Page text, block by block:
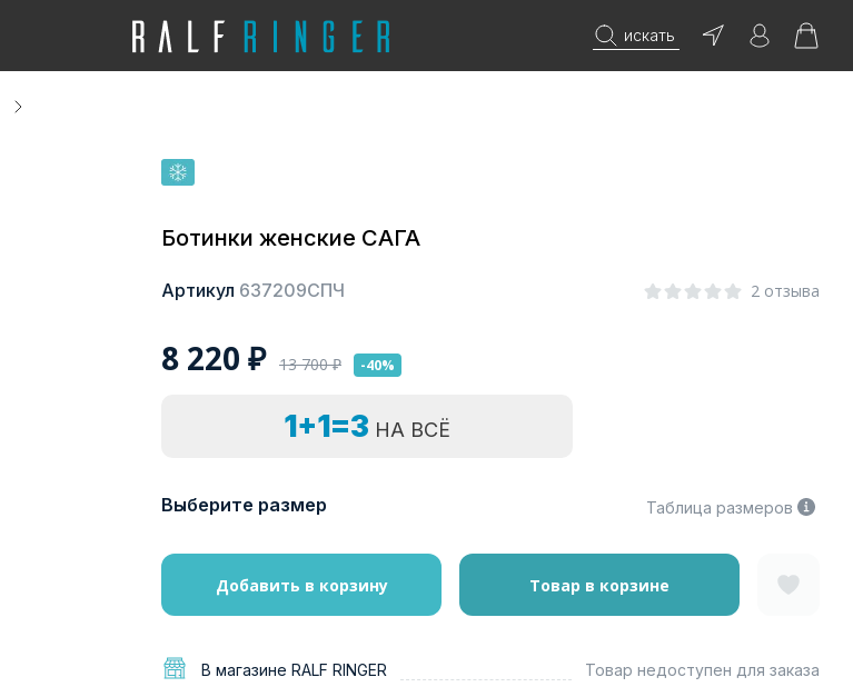
искать
Ботинки женские САГА
Артикул 637209СПЧ 2 отзыва
8 220 ₽ 13 700₽ -40%
1+1=3 НА ВСЁ
Выберите размер Таблица размеров
Добавить в корзину Товар в корзине
В магазине RALF RINGER Товар недоступен для заказа